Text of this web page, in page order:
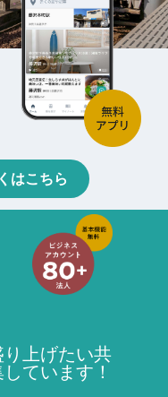
はこちら
り上げたい共
ています！